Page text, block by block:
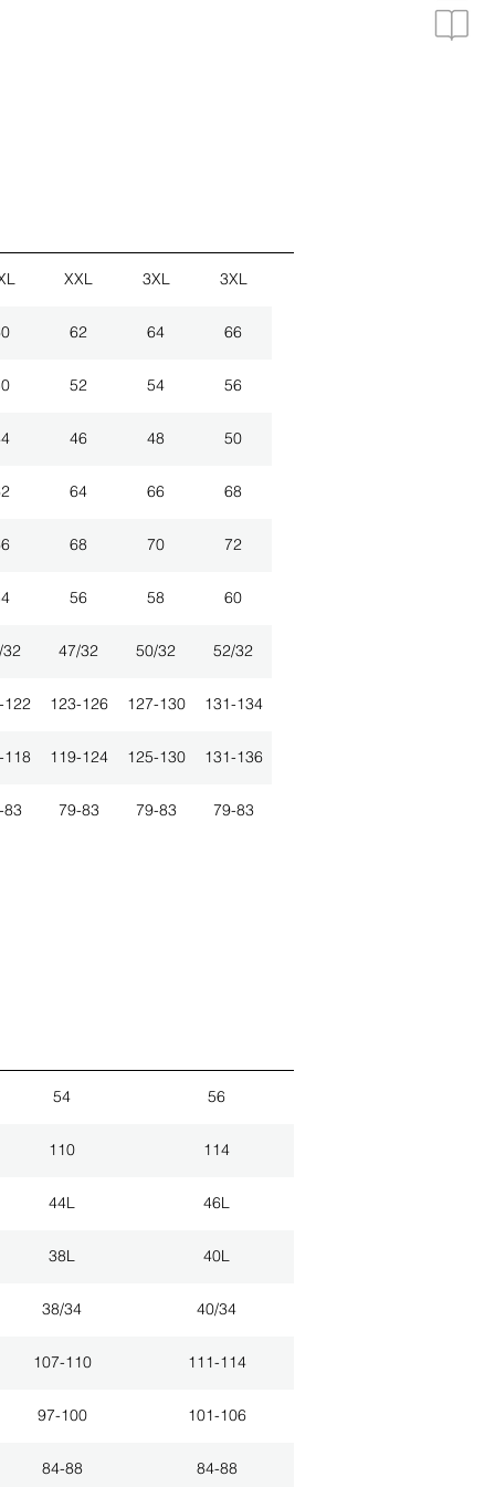
XXL 3XL 3XL
62 64 66
52 54 56
46 48 50
64 66 68
68 70 72
56 58 60
32 47/32 50/32 52/32
122 123-126 127-130 131-134
118 119-124 125-130 131-136
83 79-83 79-83 79-83
54 56
110 114
44L 46L
38L 40L
38/34 40/34
107-110 111-114
97-100 101-106
84-88 84-88